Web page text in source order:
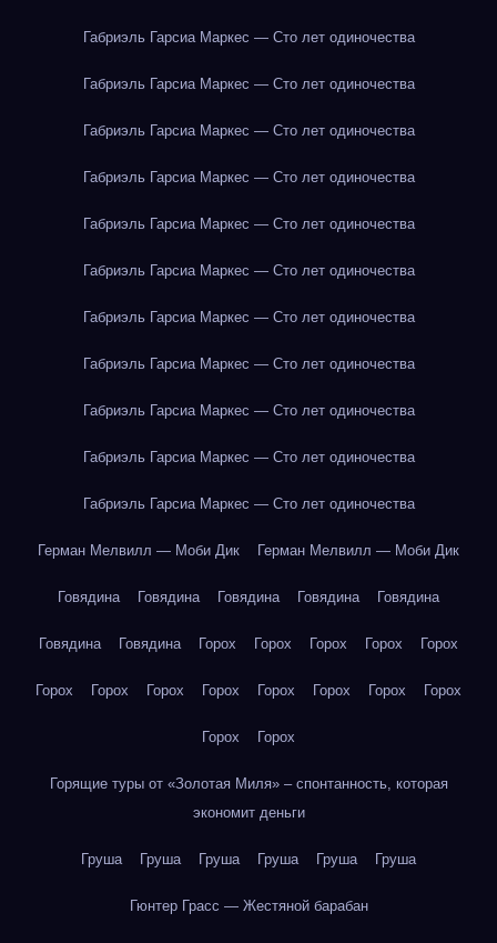
Габриэль Гарсиа Маркес — Сто лет одиночества
Габриэль Гарсиа Маркес — Сто лет одиночества
Габриэль Гарсиа Маркес — Сто лет одиночества
Габриэль Гарсиа Маркес — Сто лет одиночества
Габриэль Гарсиа Маркес — Сто лет одиночества
Габриэль Гарсиа Маркес — Сто лет одиночества
Габриэль Гарсиа Маркес — Сто лет одиночества
Габриэль Гарсиа Маркес — Сто лет одиночества
Габриэль Гарсиа Маркес — Сто лет одиночества
Габриэль Гарсиа Маркес — Сто лет одиночества
Габриэль Гарсиа Маркес — Сто лет одиночества
Герман Мелвилл — Моби Дик Герман Мелвилл — Моби Дик
Говядина Говядина Говядина Говядина Говядина
Говядина Говядина Горох Горох Горох Горох Горох
Горох Горох Горох Горох Горох Горох Горох Горох
Горох Горох
Горящие туры от «Золотая Миля» – спонтанность, которая
экономит деньги
Груша Груша Груша Груша Груша Груша
Гюнтер Грасс — Жестяной барабан